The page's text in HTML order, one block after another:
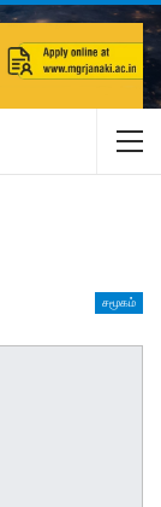
சமூகம்